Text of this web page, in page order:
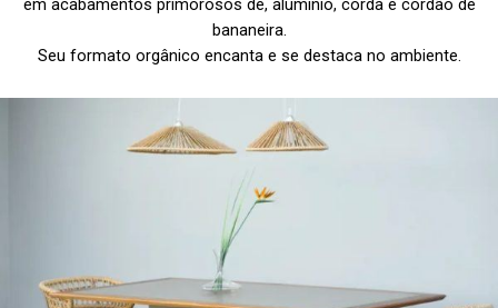
em acabamentos primorosos de, alumínio, corda e cordão de
bananeira.
Seu formato orgânico encanta e se destaca no ambiente.